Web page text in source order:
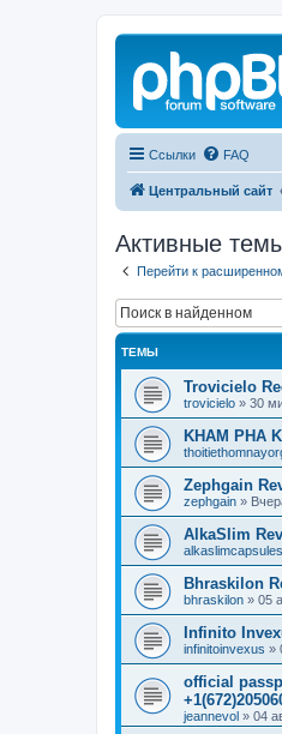
Ссылки FAQ
Центральный сайт
Активные
Перейти к
ТЕМЫ
Trovicielo
trovicielo » 30
KHAM PHA
Zephgain
zephgain »
AlkaSlim
alkaslimcapsules
Bhraskilon
bhraskilon » 05
Infinito
infinitoinvexus »
official
jeannevol » 04